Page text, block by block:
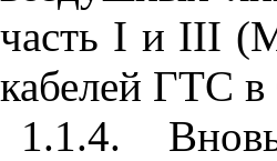
часть I и III
кабелей ГТС
1.1.4.